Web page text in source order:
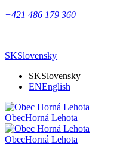
+421 486 179 360
SKSlovensky
SKSlovensky
ENEnglish
ObecHorná Lehota
ObecHorná Lehota